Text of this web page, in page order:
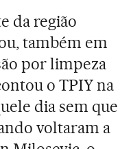
da região
também em
por limpeza
o TPIY na
dia sem que
voltaram a